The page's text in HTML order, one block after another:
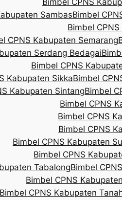
Bimbel CPNS
SambasBimbel
Bimbel
CPNS Kabupaten Semarang
Serdang Bedagai
Bimbel CPNS
Kabupaten SikkaBimbel
Kabupaten SintangBimbel
Bimbel CPNS
Bimbel CPNS
Bimbel CPNS
Bimbel CPNS Kabupaten
Bimbel CPNS
TabalongBimbel
Bimbel CPNS
Bimbel CPNS Kabupaten